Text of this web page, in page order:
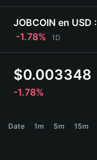
Português (Portugal)
Bahasa Indonesia
ภาษาไทย
हिन्दी
Español
Português (Brasil)
JOBCOIN en USD :
-1.78%
1D
$0.003348
-1.78%
Date 1m 5m 15m